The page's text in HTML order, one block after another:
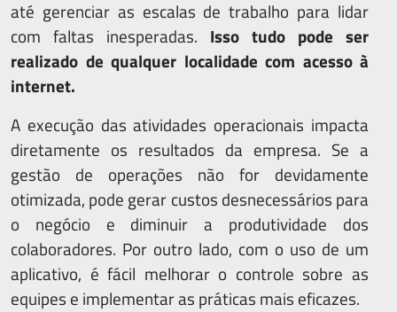
até gerenciar as escalas de trabalho para lidar
com faltas inesperadas. Isso tudo pode ser
realizado de qualquer localidade com acesso à
internet.
A execução das atividades operacionais impacta
diretamente os resultados da empresa. Se a
gestão de operações não for devidamente
otimizada, pode gerar custos desnecessários para
o negócio e diminuir a produtividade dos
colaboradores. Por outro lado, com o uso de um
aplicativo, é fácil melhorar o controle sobre as
equipes e implementar as práticas mais eficazes.